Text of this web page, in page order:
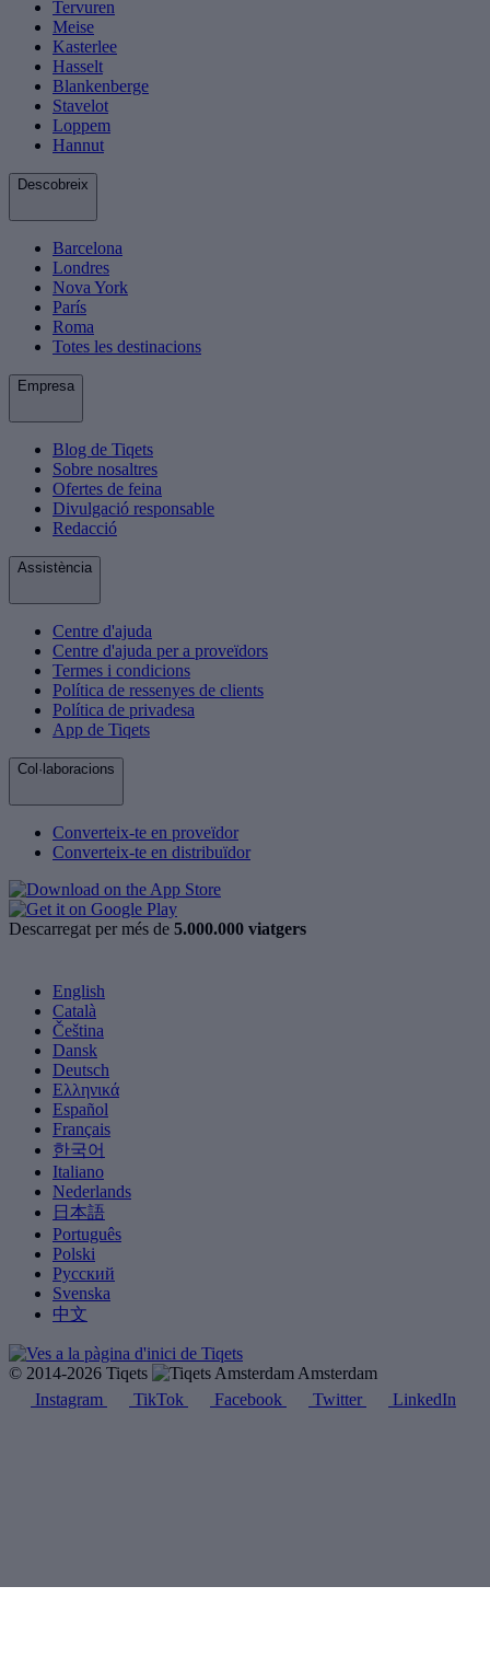
Tervuren
Meise
Kasterlee
Hasselt
Blankenberge
Stavelot
Loppem
Hannut
Descobreix
Barcelona
Londres
Nova York
París
Roma
Totes les destinacions
Empresa
Blog de Tiqets
Sobre nosaltres
Ofertes de feina
Divulgació responsable
Redacció
Assistència
Centre d'ajuda
Centre d'ajuda per a proveïdors
Termes i condicions
Política de ressenyes de clients
Política de privadesa
App de Tiqets
Col·laboracions
Converteix-te en proveïdor
Converteix-te en distribuïdor
Descarregat per més de 5.000.000 viatgers
English
Català
Čeština
Dansk
Deutsch
Ελληνικά
Español
Français
한국어
Italiano
Nederlands
日本語
Português
Polski
Русский
Svenska
中文
© 2014-2026 Tiqets
Amsterdam
Instagram
TikTok Facebook Twitter LinkedIn